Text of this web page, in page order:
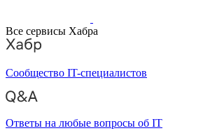
Все сервисы Хабра
Сообщество IT-специалистов
Ответы на любые вопросы об IT